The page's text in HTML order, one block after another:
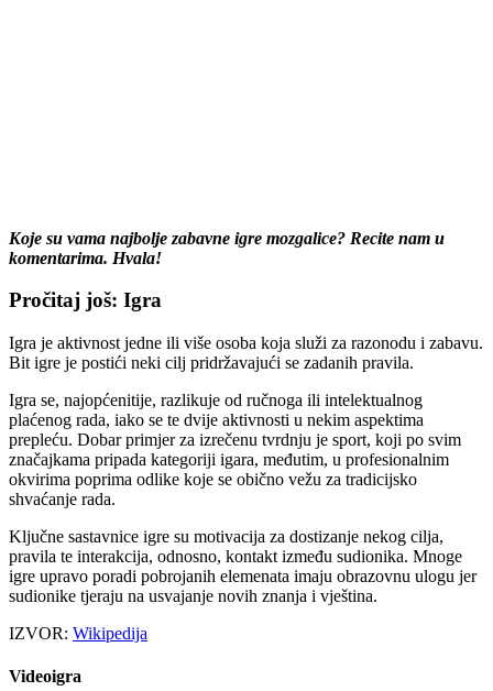
Koje su vama najbolje zabavne igre mozgalice? Recite nam u
komentarima. Hvala!
Pročitaj još: Igra
Igra je aktivnost jedne ili više osoba koja služi za razonodu i zabavu.
Bit igre je postići neki cilj pridržavajući se zadanih pravila.
Igra se, najopćenitije, razlikuje od ručnoga ili intelektualnog
plaćenog rada, iako se te dvije aktivnosti u nekim aspektima
prepleću. Dobar primjer za izrečenu tvrdnju je sport, koji po svim
značajkama pripada kategoriji igara, međutim, u profesionalnim
okvirima poprima odlike koje se obično vežu za tradicijsko
shvaćanje rada.
Ključne sastavnice igre su motivacija za dostizanje nekog cilja,
pravila te interakcija, odnosno, kontakt između sudionika. Mnoge
igre upravo poradi pobrojanih elemenata imaju obrazovnu ulogu jer
sudionike tjeraju na usvajanje novih znanja i vještina.
IZVOR: Wikipedija
Videoigra